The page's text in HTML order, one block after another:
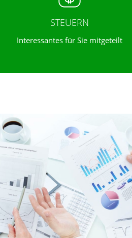
STEUERN
Interessantes für Sie mitgeteilt